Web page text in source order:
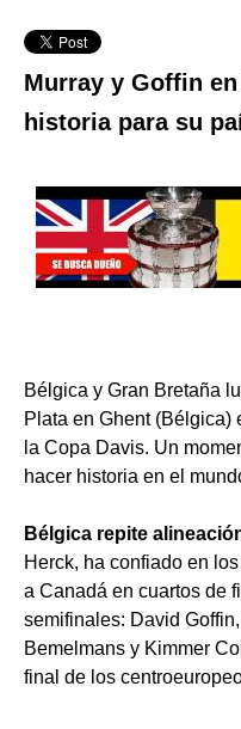
Murray y Goffin
historia para su
Bélgica y Gran Bretaña
Plata en Ghent (Bélgica)
la Copa Davis. Un
hacer historia en el
Bélgica repite
Herck, ha confiado en
a Canadá en cuartos de
semifinales: David
Bemelmans y Kimmer
final de los